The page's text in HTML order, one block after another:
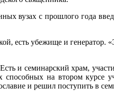
вузах с прошлого года
есть убежище и
и семинарский храм,
способных на втором курсе
и решил поступить в